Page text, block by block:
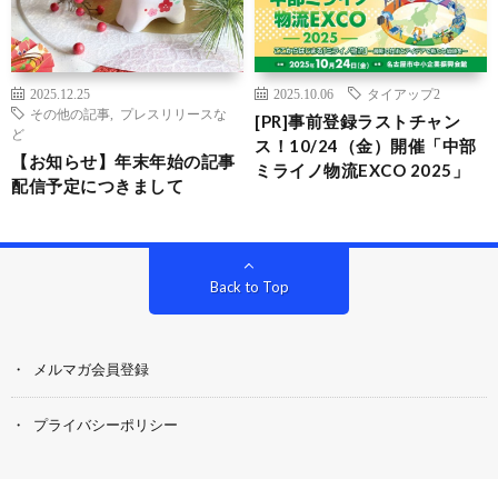
2025.12.25
その他の記事
プレスリリースな
ど
【お知らせ】年末年始の記事
配信予定につきまして
2025.10.06 タイアップ2
[PR]事前登録ラストチャン
ス！10/24（金）開催「中部
ミライノ物流EXCO 2025」
Back to Top
メルマガ会員登録
プライバシーポリシー